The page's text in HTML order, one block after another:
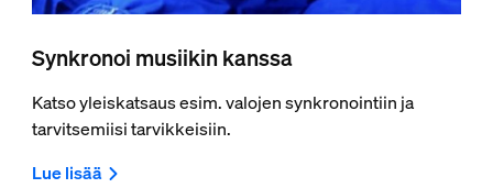
Synkronoi musiikin kanssa
Katso yleiskatsaus esim. valojen synkronointiin ja
tarvitsemiisi tarvikkeisiin.
Lue lisää